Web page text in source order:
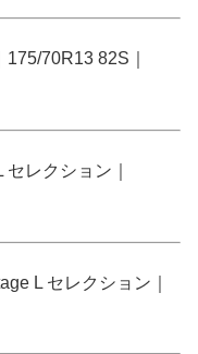
70R13 82S｜
レクション｜
L セレクション｜